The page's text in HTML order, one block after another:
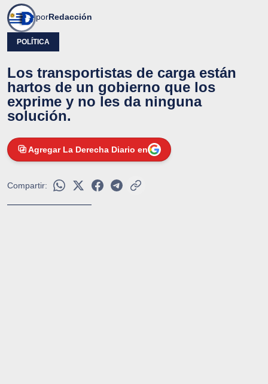
porRedacción
POLÍTICA
Los transportistas de carga están
hartos de un gobierno que los
exprime y no les da ninguna
solución.
Agregar La Derecha Diario en
Compartir: